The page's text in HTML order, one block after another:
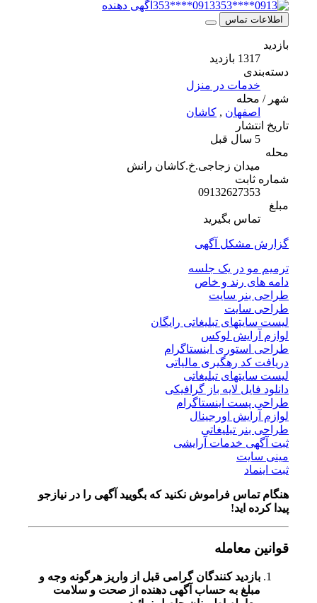
0913****353 آگهی دهنده
اطلاعات تماس
دسته‌بندی
خدمات در منزل
شهر / محله
اصفهان,کاشان
تاریخ انتشار
میدان زجاجی.خ.کاشان رانش
شماره ثابت
09132627353
تماس بگیرید
گزارش مشکل آگهی
ترمیم مو در یک جلسه
دامه های رند و خاص
طراحی بنر سایت
طراحی سایت
لیست سایتهای تبلیغاتی رایگان
لوازم آرایش لوکس
طراحی استوری اینستاگرام
دریافت کد رهگیری مالیاتی
لیست سایتهای تبلیغاتی
دانلود فایل لایه باز گرافیکی
طراحی پست اینستاگرام
لوازم آرایش اورجینال
طراحی بنر تبلیغاتی
ثبت آگهی خدمات آرایشی
مینی سایت
ثبت اینماد
هنگام تماس فراموش نکنید که بگویید آگهی را در نیازجو
پیدا کرده اید!
قوانین معامله
بازدید کنندگان گرامی قبل از واریز هرگونه وجه و
مبلغ به حساب آگهی دهنده از صحت و سلامت